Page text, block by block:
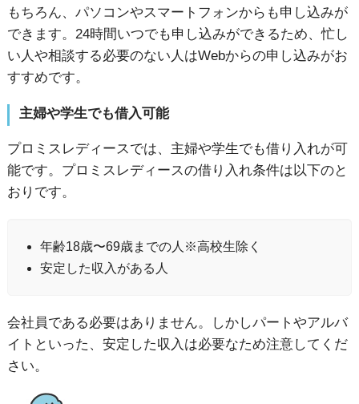
もちろん、パソコンやスマートフォンからも申し込みが
できます。24時間いつでも申し込みができるため、忙し
い人や相談する必要のない人はWebからの申し込みがお
すすめです。
主婦や学生でも借入可能
プロミスレディースでは、主婦や学生でも借り入れが可
能です。プロミスレディースの借り入れ条件は以下のと
おりです。
年齢18歳〜69歳までの人※高校生除く
安定した収入がある人
会社員である必要はありません。しかしパートやアルバ
イトといった、安定した収入は必要なため注意してくだ
さい。